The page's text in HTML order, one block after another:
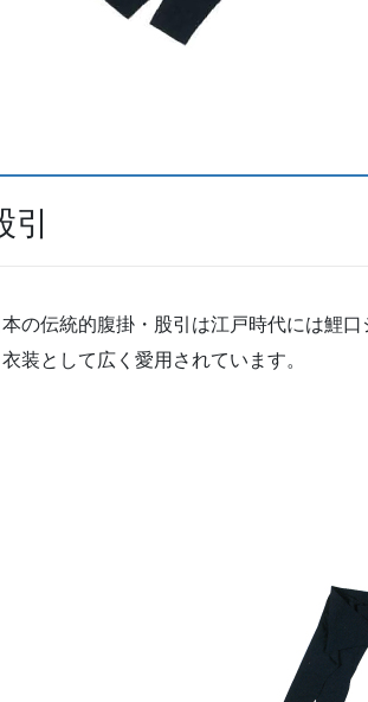
引
本の伝統的腹掛・股引は江戸時代には鯉
衣装として広く愛用されています。